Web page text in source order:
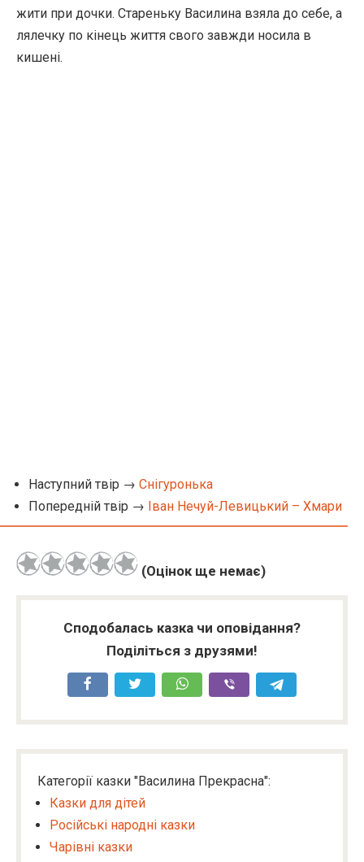
жити при дочки. Стареньку Василина взяла до себе, а
лялечку по кінець життя свого завжди носила в
кишені.
Наступний твір → Снігуронька
Попередній твір → Іван Нечуй-Левицький – Хмари
(Оцінок ще немає)
Сподобалась казка чи оповідання?
Поділіться з друзями!
Категорії казки "Василина Прекрасна":
Казки для дітей
Російські народні казки
Чарівні казки